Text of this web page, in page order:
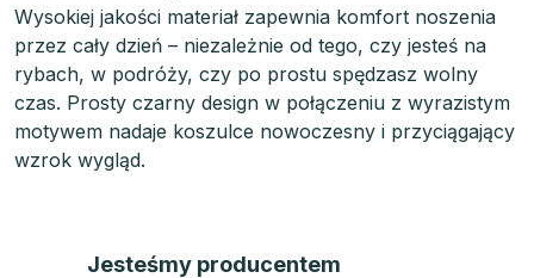
Wysokiej jakości materiał zapewnia komfort noszenia
przez cały dzień – niezależnie od tego, czy jesteś na
rybach, w podróży, czy po prostu spędzasz wolny
czas. Prosty czarny design w połączeniu z wyrazistym
motywem nadaje koszulce nowoczesny i przyciągający
wzrok wygląd.
Jesteśmy producentem